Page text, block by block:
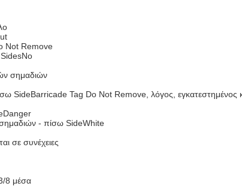
Not Remove
σημαδιών
SideBarricade Tag Do Not Remove, λόγος, εγκατεστημένος
- πίσω SideWhite
σε συνέχειες
8 μέσα